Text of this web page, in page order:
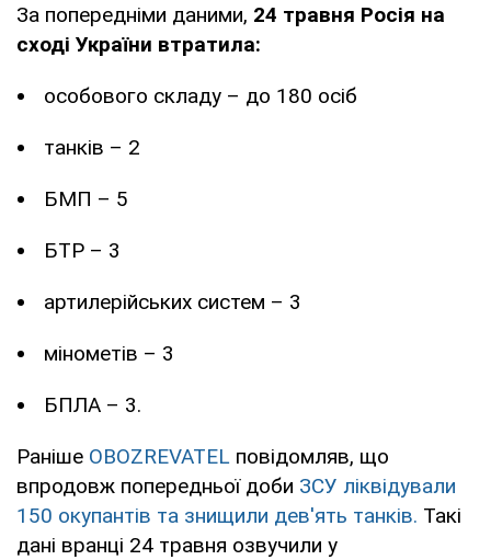
За попередніми даними, 24 травня Росія на
сході України втратила:
особового складу – до 180 осіб
танків – 2
БМП – 5
БТР – 3
артилерійських систем – 3
мінометів – 3
БПЛА – 3.
Раніше OBOZREVATEL повідомляв, що
впродовж попередньої доби ЗСУ ліквідували
150 окупантів та знищили дев'ять танків. Такі
дані вранці 24 травня озвучили у